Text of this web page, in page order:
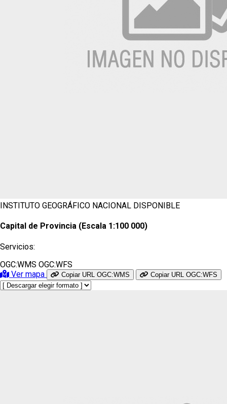
INSTITUTO GEOGRÁFICO NACIONAL DISPONIBLE
Capital de Provincia (Escala 1:100 000)
Servicios:
OGC:WMS OGC:WFS
Ver mapa
Copiar URL OGC:WMS Copiar URL OGC:WFS